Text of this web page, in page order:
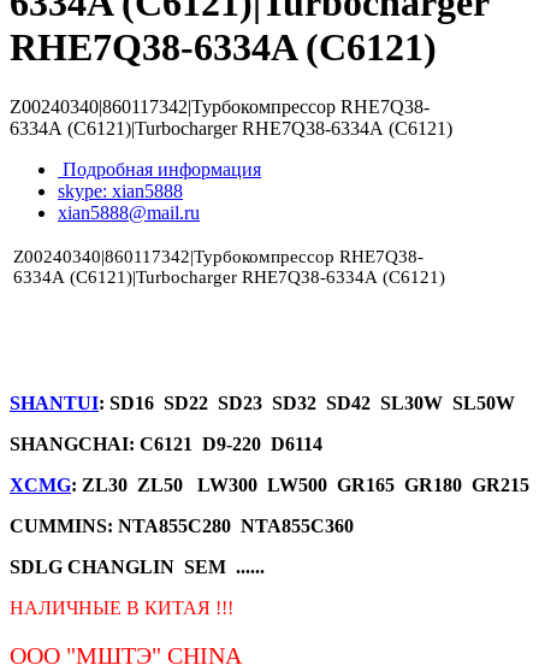
RHE7Q38-6334A (C6121)
Z00240340|860117342|Турбокомпрессор RHE7Q38-
6334A (C6121)|Turbocharger RHE7Q38-6334A (C6121)
Подробная информация
skype: xian5888
xian5888@mail.ru
Z00240340|860117342|Турбокомпрессор RHE7Q38-
6334A (C6121)|Turbocharger RHE7Q38-6334A (C6121)
SHANTUI: SD16 SD22 SD23 SD32 SD42 SL30W SL50W
SHANGCHAI: C6121 D9-220 D6114
XCMG: ZL30 ZL50 LW300 LW500 GR165 GR180 GR215
CUMMINS: NTA855C280 NTA855C360
SDLG CHANGLIN SEM ......
НАЛИЧНЫЕ В КИТАЯ !!!
ООО "МШТЭ" CHINA